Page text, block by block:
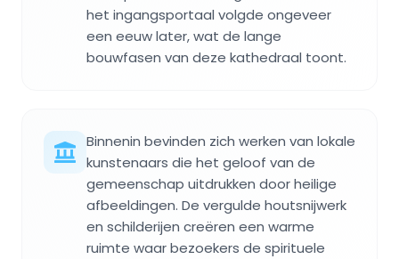
het ingangsportaal volgde ongeveer
een eeuw later, wat de lange
bouwfasen van deze kathedraal toont.
Binnenin bevinden zich werken van lokale
kunstenaars die het geloof van de
gemeenschap uitdrukken door heilige
afbeeldingen. De vergulde houtsnijwerk
en schilderijen creëren een warme
ruimte waar bezoekers de spirituele